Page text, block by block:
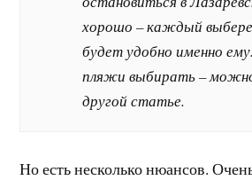
хорошо – каждый
будет удобно именно
пляжи выбирать –
другой статье.
Но есть несколько нюансов.